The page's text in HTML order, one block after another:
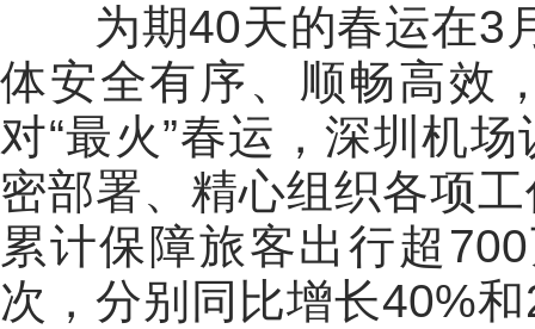
为期40天的春运在3月
体安全有序、顺畅高效
对“最火”春运，深圳机
密部署、精心组织各项
累计保障旅客出行超
次，分别同比增长40%